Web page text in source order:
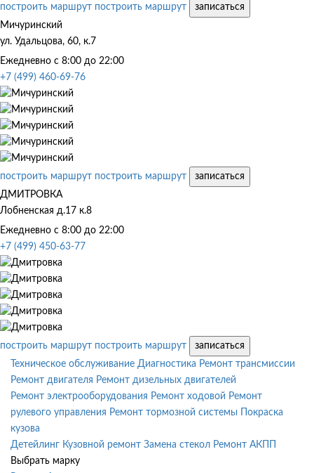
построить маршрут построить маршрут
записаться
Мичуринский
ул. Удальцова, 60, к.7
Ежедневно с 8:00 до 22:00
+7 (499) 460-69-76
построить маршрут построить маршрут
записаться
ДМИТРОВКА
Лобненская д.17 к.8
Ежедневно с 8:00 до 22:00
+7 (499) 450-63-77
построить маршрут построить маршрут
записаться
Техническое обслуживание Диагностика Ремонт трансмиссии
Ремонт двигателя Ремонт дизельных двигателей
Ремонт электрооборудования Ремонт ходовой Ремонт
рулевого управления Ремонт тормозной системы
Покраска
кузова
Детейлинг Кузовной ремонт Замена стекол Ремонт АКПП
Выбрать марку